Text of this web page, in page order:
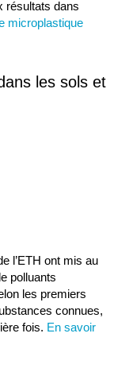
résultats dans
microplastique
les sols et
l’ETH ont mis au
polluants
les premiers
connues,
fois. En savoir